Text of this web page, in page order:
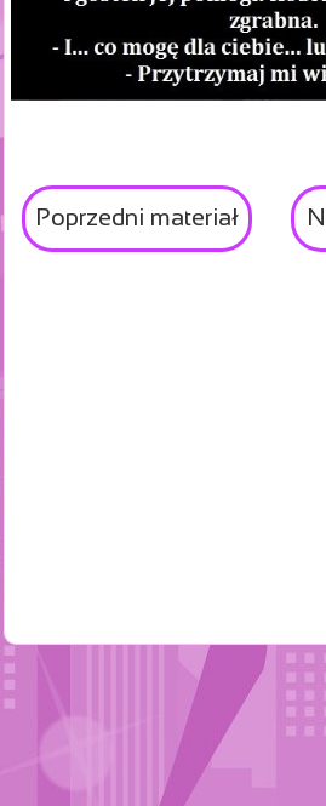
Poprzedni materiał